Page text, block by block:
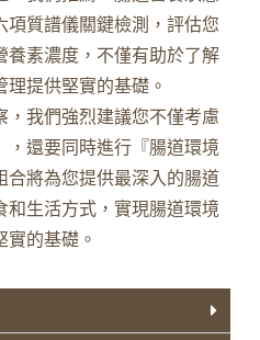
項質譜儀關鍵檢測，評估您
養素濃度，不僅有助於了解
提供堅實的基礎。
，我們強烈建議您不僅考慮
，還要同時進行『腸道環境
合將為您提供最深入的腸道
和生活方式，實現腸道環境
實的基礎。